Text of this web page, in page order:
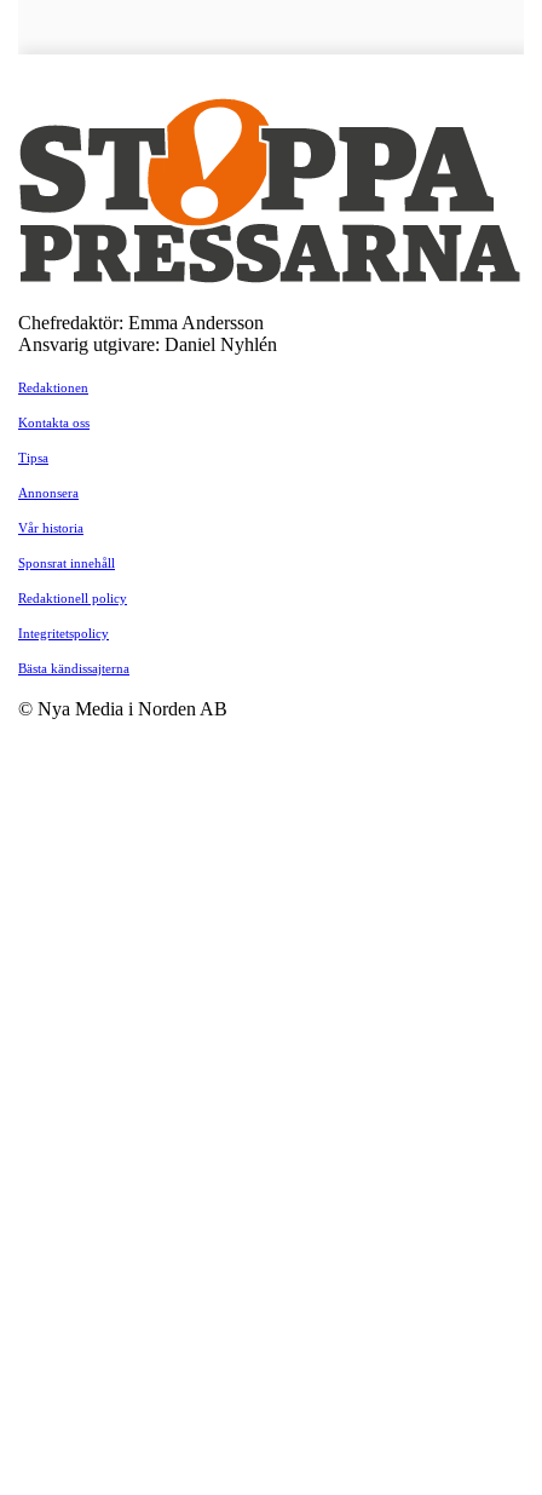
Chefredaktör: Emma Andersson
Ansvarig utgivare: Daniel Nyhlén
Redaktionen
Kontakta oss
Tipsa
Annonsera
Vår historia
Sponsrat innehåll
Redaktionell policy
Integritetspolicy
Bästa kändissajterna
© Nya Media i Norden AB